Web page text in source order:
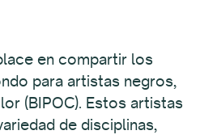
en compartir los
para artistas negros,
(BIPOC). Estos artistas
de disciplinas,